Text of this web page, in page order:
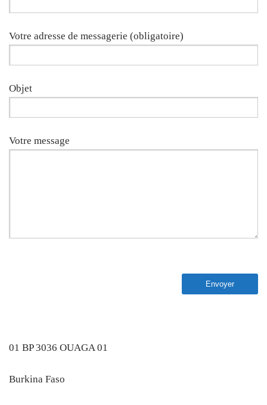
Votre adresse de messagerie (obligatoire)
Objet
Votre message
01 BP 3036 OUAGA 01
Burkina Faso